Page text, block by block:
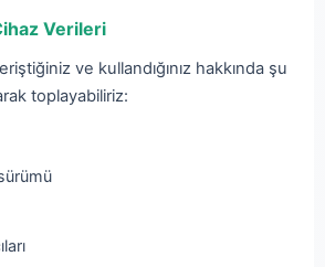
Verileri
ve kullandığınız hakkında şu
toplayabiliriz: